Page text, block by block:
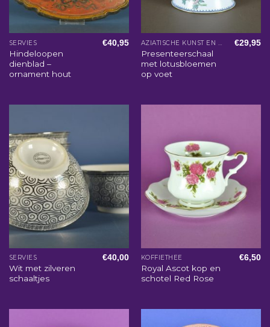
SERVIES
Hindeloopen
dienblad –
ornament hout
€40,95 AZIATISCHE KUNST EN WOONACCESSOIRES
Presenteerschaal
met lotusbloemen
op voet
€29,95
SERVIES
Wit met zilveren
schaaltjes
€40,00 KOFFIETHEE
Royal Ascot kop en
schotel Red Rose
€6,50